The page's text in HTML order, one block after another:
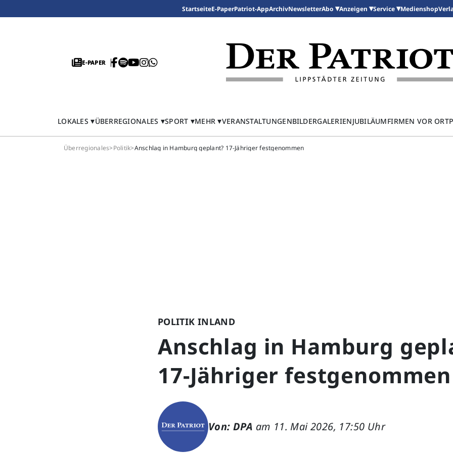
StartseiteE-PaperPatriot-AppArchivNewsletterAbo Anzeigen Service Medienshop
E-PAPER
LOKALES ÜBERREGIONALES SPORT MEHR VERANSTALTUNGENBILDERGALERIENJUBILÄUMFIRMEN VOR ORT
Überregionales>Politik>Anschlag in Hamburg geplant? 17-Jähriger festgenommen
POLITIK INLAND
Anschlag in Hamburg
17-Jähriger festgenommen
Von: DPA am 11. Mai 2026, 17:50 Uhr